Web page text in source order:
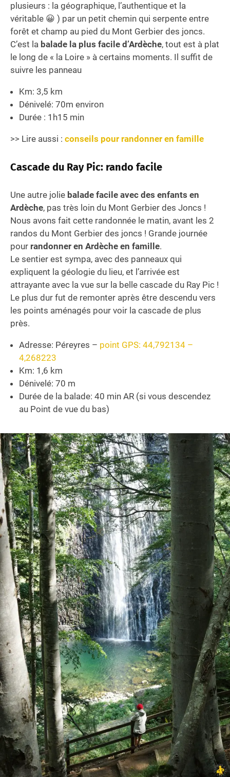
plusieurs : la géographique, l’authentique et la
véritable 😀 ) par un petit chemin qui serpente entre
forêt et champ au pied du Mont Gerbier des joncs.
C’est la balade la plus facile d’Ardèche, tout est à plat
le long de « la Loire » à certains moments. Il suffit de
suivre les panneau
Km: 3,5 km
Dénivelé: 70m environ
Durée : 1h15 min
>> Lire aussi : conseils pour randonner en famille
Cascade du Ray Pic: rando facile
Une autre jolie balade facile avec des enfants en
Ardèche, pas très loin du Mont Gerbier des Joncs !
Nous avons fait cette randonnée le matin, avant les 2
randos du Mont Gerbier des joncs ! Grande journée
pour randonner en Ardèche en famille.
Le sentier est sympa, avec des panneaux qui
expliquent la géologie du lieu, et l’arrivée est
attrayante avec la vue sur la belle cascade du Ray Pic !
Le plus dur fut de remonter après être descendu vers
les points aménagés pour voir la cascade de plus
près.
Adresse: Péreyres – point GPS: 44,792134 –
4,268223
Km: 1,6 km
Dénivelé: 70 m
Durée de la balade: 40 min AR (si vous descendez
au Point de vue du bas)